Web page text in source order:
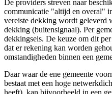
De providers streven naar
communicatie "altijd en overal"
vereiste dekking wordt geleverd
dekking (buitensignaal). Per
dekkingseis. De keuze om dit
dat er rekening kan worden
omstandigheden binnen een
Daar waar de ene gemeente
bestaat met een hoge